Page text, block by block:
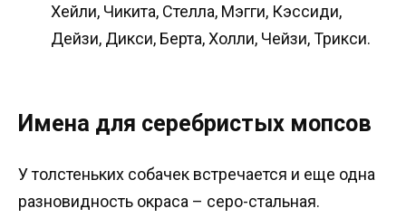
Хейли, Чикита, Стелла, Мэгги, Кэссиди,
Дейзи, Дикси, Берта, Холли, Чейзи, Трикси.
Имена для серебристых мопсов
У толстеньких собачек встречается и еще одна
разновидность окраса – серо-стальная.